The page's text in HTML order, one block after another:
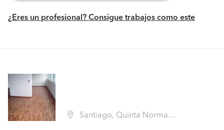
¿Eres un profesional? Consigue trabajos como este
Santiago, Quinta Normal (Región Metropolitana - Santiago)